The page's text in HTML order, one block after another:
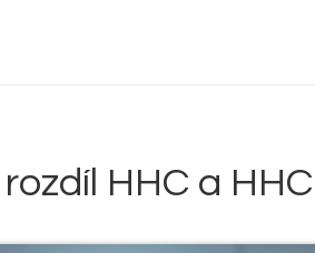
HHC a